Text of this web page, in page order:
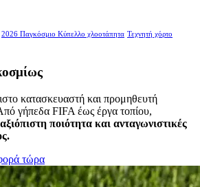
2026 Παγκόσμιο Κύπελλο χλοοτάπητα Τεχνητή χόρτο
κατασκευαστή και προμηθευτή
γήπεδα FIFA έως έργα τοπίου,
ποιότητα και ανταγωνιστικές
τώρα